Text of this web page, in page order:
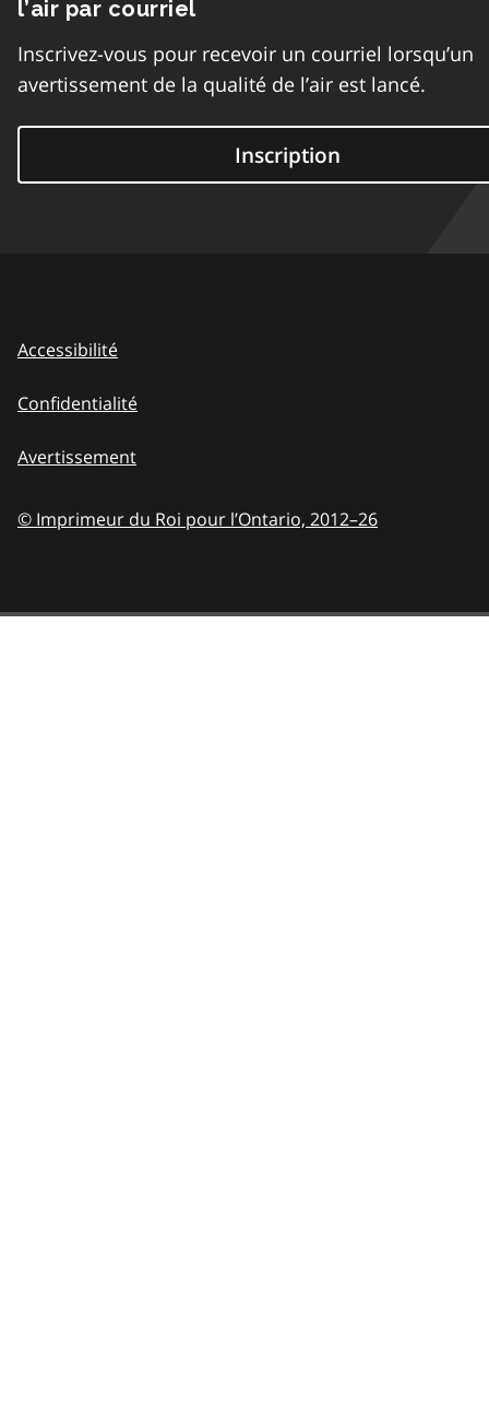
l’air par courriel
Inscrivez-vous pour recevoir un courriel lorsqu’un
avertissement de la qualité de l’air est lancé.
Inscription
Accessibilité
Confidentialité
Avertissement
© Imprimeur du Roi pour l’Ontario, 2012–26